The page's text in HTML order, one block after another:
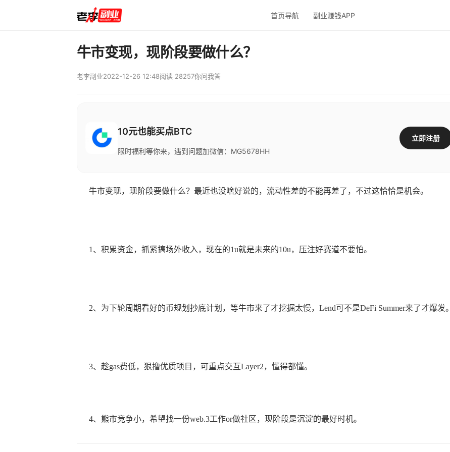
首页导航 副业赚钱APP
牛市变现，现阶段要做什么？
老李副业2022-12-26 12:48阅读 28257你问我答
10元也能买点BTC
限时福利等你来，遇到问题加微信：MG5678HH
立即注册
牛市变现，现阶段要做什么？最近也没啥好说的，流动性差的不能再差了，不过这恰恰是机会。
1、积累资金，抓紧搞场外收入，现在的1u就是未来的10u，压注好赛道不要怕。
2、为下轮周期看好的币规划抄底计划，等牛市来了才挖掘太慢，Lend可不是DeFi Summer来了才爆发。
3、趁gas费低，狠撸优质项目，可重点交互Layer2，懂得都懂。
4、熊市竞争小，希望找一份web.3工作or做社区，现阶段是沉淀的最好时机。